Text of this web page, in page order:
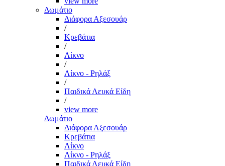
Δωμάτιο
Διάφορα Αξεσουάρ
/
Κρεβάτια
/
Λίκνο
/
Λίκνο - Ρηλάξ
/
Παιδικά Λευκά Είδη
/
view more
Δωμάτιο
Διάφορα Αξεσουάρ
Κρεβάτια
Λίκνο
Λίκνο - Ρηλάξ
Παιδικά Λευκά Είδη